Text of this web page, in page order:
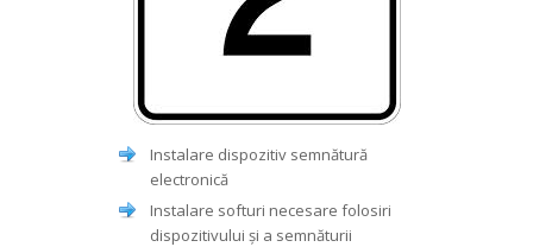
Instalare dispozitiv semnătură
electronică
Instalare softuri necesare folosiri
dispozitivului și a semnăturii